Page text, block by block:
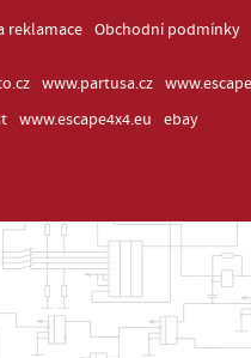
reklamace Obchodní podmínky
www.partusa.cz
www.escape4x4.eu ebay